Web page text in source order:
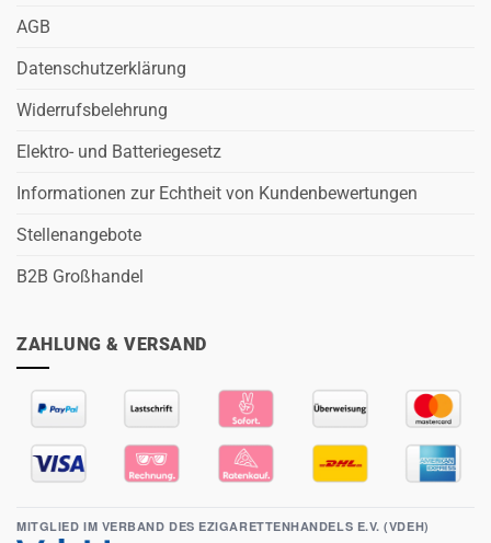
AGB
Datenschutzerklärung
Widerrufsbelehrung
Elektro- und Batteriegesetz
Informationen zur Echtheit von Kundenbewertungen
Stellenangebote
B2B Großhandel
ZAHLUNG & VERSAND
MITGLIED IM VERBAND DES EZIGARETTENHANDELS E.V. (VDEH)